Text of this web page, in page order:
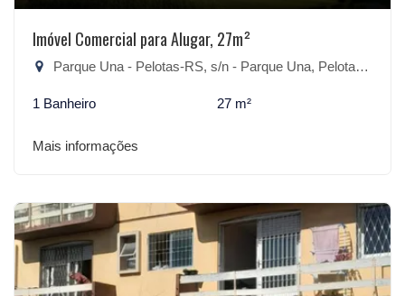
Imóvel Comercial para Alugar, 27m²
Parque Una - Pelotas-RS, s/n - Parque Una, Pelotas-RS
1 Banheiro 27 m²
Mais informações